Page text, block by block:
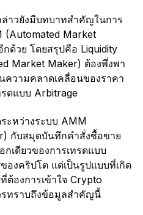
าวยังมีบทบาทสำคัญในการ
(Automated Market
ด้วย โดยสรุปคือ Liquidity
Market Maker) ต้องพึ่งพา
ความคลาดเคลื่อนของราคา
ดแบบ Arbitrage
ะหว่างระบบ AMM
กับสมุดบันทึกคำสั่งซื้อขาย
เดียวของการเทรดแบบ
องคริปโต แต่เป็นรูปแบบที่เกิด
ต้องการเข้าใจ Crypto
รทราบถึงข้อมูลสำคัญนี้